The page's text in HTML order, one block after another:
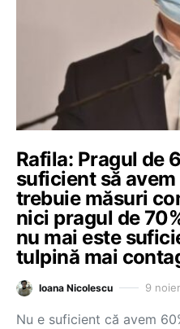
Rafila: Pragul de
suficient să
trebuie măsuri
nici pragul de
nu mai este
tulpină mai
Ioana Nicolescu 9
Nu e suficient că avem